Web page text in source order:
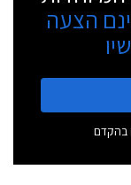
הצעה
בהקדם